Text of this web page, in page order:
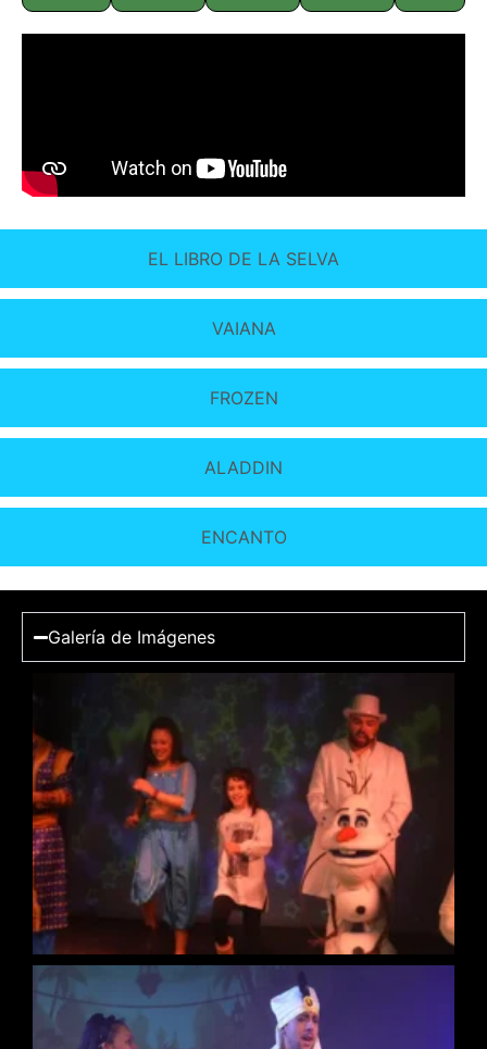
EL LIBRO DE LA SELVA
VAIANA
FROZEN
ALADDIN
ENCANTO
Galería de Imágenes